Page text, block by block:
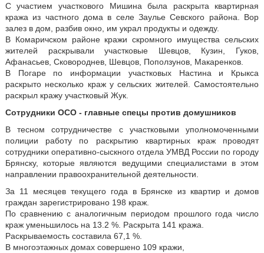
С участием участкового Мишина была раскрыта квартирная
кража из частного дома в селе Заулье Севского района. Вор
залез в дом, разбив окно, им украл продукты и одежду.
В Комаричском районе кражи скромного имущества сельских
жителей раскрывали участковые Шевцов, Кузин, Гуков,
Афанасьев, Сковороднев, Шевцов, Поползунов, Макаренков.
В Погаре по информации участковых Настина и Крыкса
раскрыто несколько краж у сельских жителей. Самостоятельно
раскрыл кражу участковый Жук.
Сотрудники ОСО - главные спецы против домушников
В тесном сотрудничестве с участковыми уполномоченными
полиции работу по раскрытию квартирных краж проводят
сотрудники оперативно-сыскного отдела УМВД России по городу
Брянску, которые являются ведущими специалистами в этом
направлении правоохранительной деятельности.
За 11 месяцев текущего года в Брянске из квартир и домов
граждан зарегистрировано 198 краж.
По сравнению с аналогичным периодом прошлого года число
краж уменьшилось на 13.2 %. Раскрыта 141 кража.
Раскрываемость составила 67,1 %.
В многоэтажных домах совершено 109 кражи,